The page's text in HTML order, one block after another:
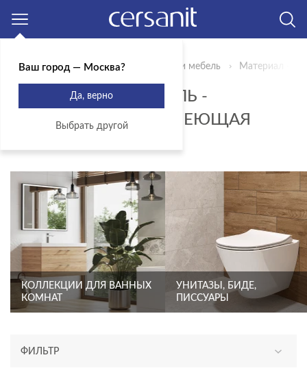
Главная Продукты Сантехника и мебель Материал -
САНТЕНИКА И МЕБЕЛЬ -
МАТЕРИАЛ - НЕРЖАВЕЮЩАЯ
КОЛЛЕКЦИИ ДЛЯ ВАННЫХ
КОМНАТ
УНИТАЗЫ, БИДЕ,
ПИССУАРЫ
ФИЛЬТР
Ваш город — Москва?
Да, верно
Выбрать другой